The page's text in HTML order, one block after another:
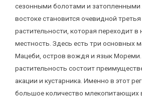
сезонными болотами и затопленными
востоке становится очевидной
растительности, которая переходит
местность. Здесь есть три основных
Мацеби, остров вождя и язык Мореми.
растительность состоит
акации и кустарника. Именно в этот
большое количество млекопитающих